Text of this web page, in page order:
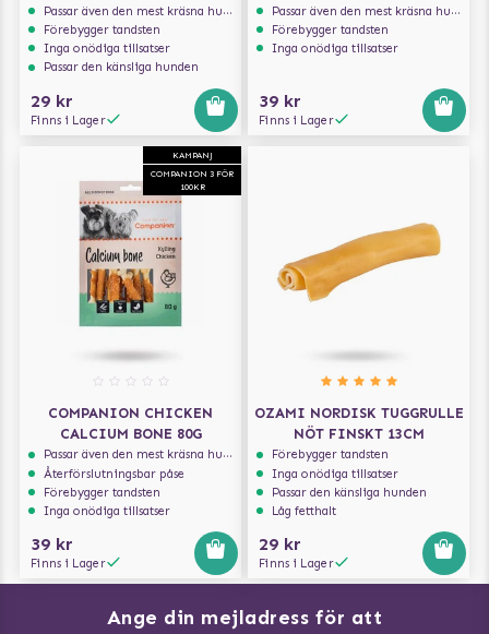
Passar även den mest kräsna hunden
Förebygger tandsten
Inga onödiga tillsatser
Passar den känsliga hunden
29 kr
Finns i Lager
Passar även den mest kräsna hunden
Förebygger tandsten
Inga onödiga tillsatser
39 kr
Finns i Lager
KAMPANJ
COMPANION 3 FÖR
100KR
COMPANION CHICKEN
CALCIUM BONE 80G
Passar även den mest kräsna hunden
Återförslutningsbar påse
Förebygger tandsten
Inga onödiga tillsatser
39 kr
Finns i Lager
OZAMI NORDISK TUGGRULLE
NÖT FINSKT 13CM
Förebygger tandsten
Inga onödiga tillsatser
Passar den känsliga hunden
Låg fetthalt
29 kr
Finns i Lager
Ange din mejladress för att